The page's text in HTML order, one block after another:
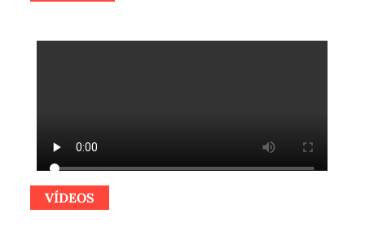
VÍDEOS